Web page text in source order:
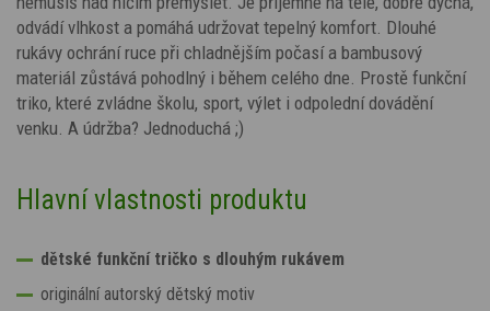
odvádí vlhkost a pomáhá udržovat tepelný komfort. Dlouhé
rukávy ochrání ruce při chladnějším počasí a bambusový
materiál zůstává pohodlný i během celého dne. Prostě funkční
triko, které zvládne školu, sport, výlet i odpolední dovádění
venku. A údržba? Jednoduchá ;)
Hlavní vlastnosti produktu
dětské funkční tričko s dlouhým rukávem
originální autorský dětský motiv